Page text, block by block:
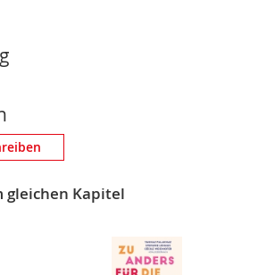
gleichen Kapitel